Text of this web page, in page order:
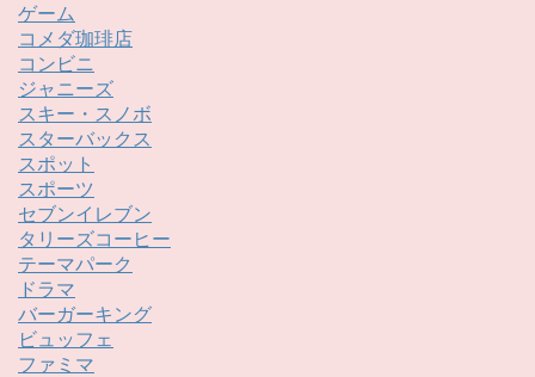
ゲーム
コメダ珈琲店
コンビニ
ジャニーズ
スキー・スノボ
スターバックス
スポット
スポーツ
セブンイレブン
タリーズコーヒー
テーマパーク
ドラマ
バーガーキング
ビュッフェ
ファミマ